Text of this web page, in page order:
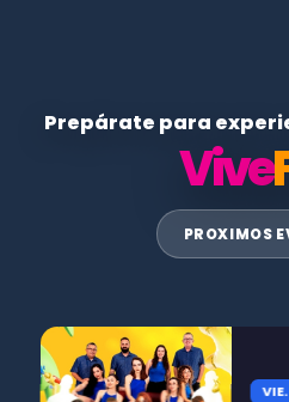
Prepárate para
Vive
PROXIMOS